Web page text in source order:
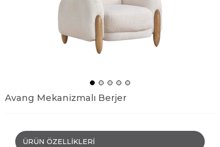
Avang Mekanizmalı Berjer
ÜRÜN ÖZELLIKLERI